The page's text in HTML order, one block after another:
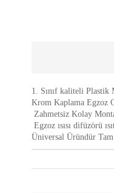
1. Sınıf kaliteli Plastik
Krom Kaplama Egzoz
Zahmetsiz Kolay
Egzoz ısısı difüzörü
Üniversal Üründür Tam